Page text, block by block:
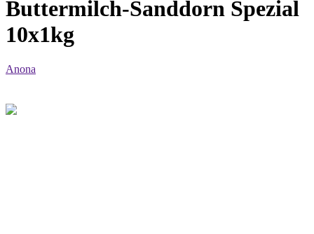
Buttermilch-Sanddorn Spezial
10x1kg
Anona